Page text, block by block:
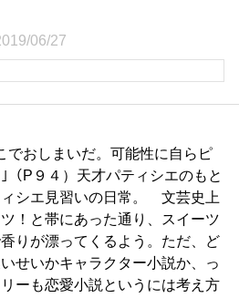
06/27
でおしまいだ。可能性に自らピ
（P９４）天才パティシエのもと
シエ見習いの日常。 文芸史上
！と帯にあった通り、スイーツ
りが漂ってくるよう。ただ、ど
せいかキャラクター小説か、っ
ーも恋愛小説というには考え方